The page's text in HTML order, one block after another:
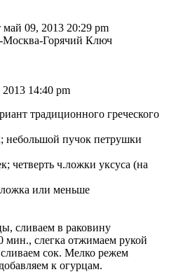
май 09, 2013 20:29 pm
Москва-Горячий Ключ
14:40 pm
традиционного греческого
небольшой пучок петрушки
четверть ч.ложки уксуса (на
ложка или меньше
сливаем в раковину
слегка отжимаем рукой
сок. Мелко режем
к огурцам.